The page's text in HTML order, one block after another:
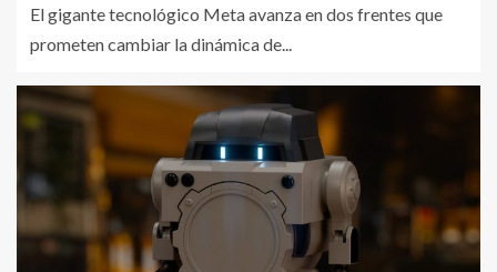
El gigante tecnológico Meta avanza en dos frentes que
prometen cambiar la dinámica de...